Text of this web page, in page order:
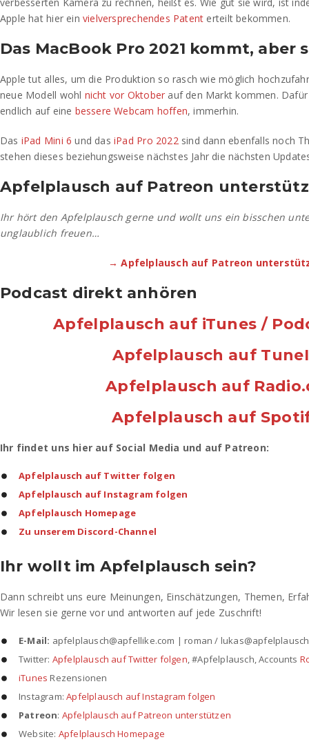
Apple hat hier ein vielversprechendes Patent erteilt bekommen.
Das MacBook Pro 2021 kommt, aber
Apple tut alles, um die Produktion so rasch wie möglich
neue Modell wohl nicht vor Oktober auf den Markt kommen.
endlich auf eine bessere Webcam hoffen, immerhin.
Das iPad Mini 6 und dasiPad Pro 2022sind dann ebenfalls noch
stehen dieses beziehungsweise nächstes Jahr die nächsten
Apfelplausch auf Patreon
Ihr hört den Apfelplausch gerne und wollt uns ein bisschen
unglaublich freuen…
→ Apfelplausch auf Patreon
Podcast direkt anhören
Apfelplausch auf iTunes /
Apfelplausch auf
Apfelplausch auf
Apfelplausch auf
Ihr findet uns hier auf Social Media und auf Patreon:
Apfelplausch auf Twitter folgen
Apfelplausch auf Instagram folgen
Apfelplausch Homepage
Zu unserem Discord-Channel
Ihr wollt im Apfelplausch sein?
Dann schreibt uns eure Meinungen, Einschätzungen, Themen,
Wir lesen sie gerne vor und antworten auf jede Zuschrift!
E-Mail: apfelplausch@apfellike.com | roman /
Twitter: Apfelplausch auf Twitter folgen, #Apfelplausch, Accounts
iTunes Rezensionen
Instagram:Apfelplausch auf Instagram folgen
Patreon: Apfelplausch auf Patreon unterstützen
Website: Apfelplausch Homepage